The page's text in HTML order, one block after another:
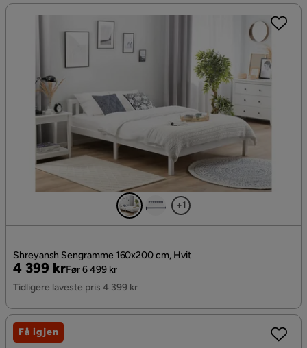
+1
Shreyansh Sengramme 160x200 cm, Hvit
Pris
4 399 kr
Original
Pris
Før 6 499 kr
Tidligere laveste pris 4 399 kr
Få igjen